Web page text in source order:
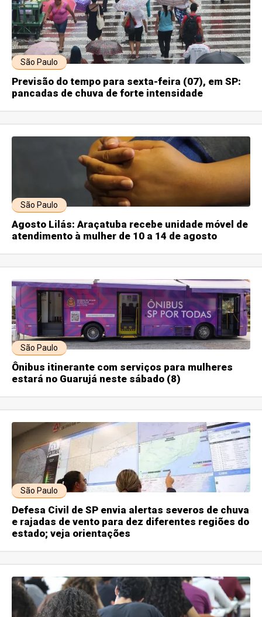
São Paulo
Previsão do tempo para sexta-feira (07), em SP:
pancadas de chuva de forte intensidade
São Paulo
Agosto Lilás: Araçatuba recebe unidade móvel de
atendimento à mulher de 10 a 14 de agosto
São Paulo
Ônibus itinerante com serviços para mulheres
estará no Guarujá neste sábado (8)
São Paulo
Defesa Civil de SP envia alertas severos de chuva
e rajadas de vento para dez diferentes regiões do
estado; veja orientações